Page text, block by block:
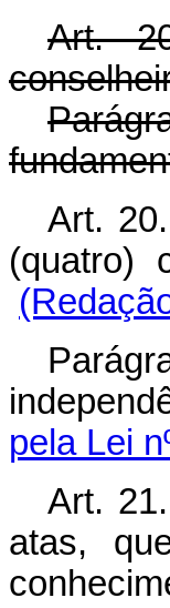
Art.
Art.
pela Lei
Art.
atas,